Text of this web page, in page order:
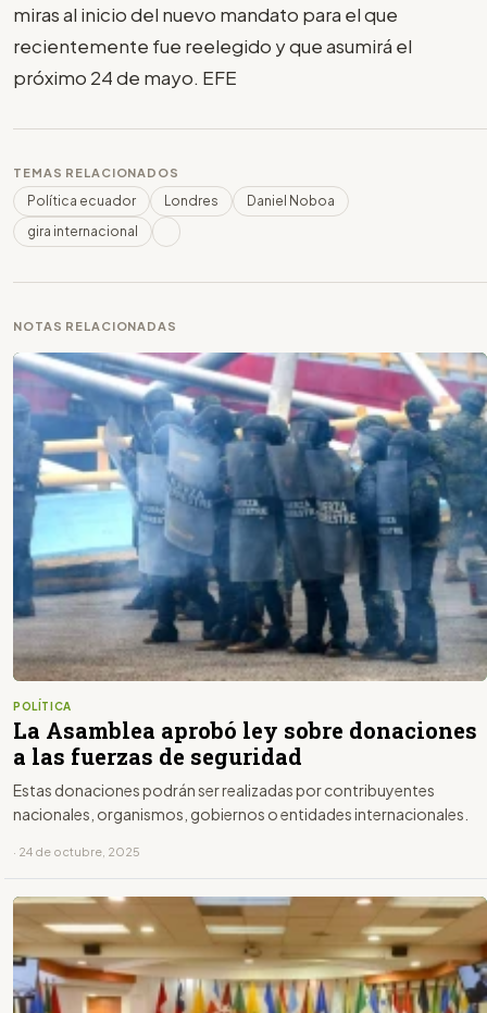
miras al inicio del nuevo mandato para el que
recientemente fue reelegido y que asumirá el
próximo 24 de mayo. EFE
TEMAS RELACIONADOS
Política ecuador Londres
Daniel Noboa
gira internacional
NOTAS RELACIONADAS
POLÍTICA
La Asamblea aprobó ley sobre donaciones
a las fuerzas de seguridad
Estas donaciones podrán ser realizadas por contribuyentes
nacionales, organismos, gobiernos o entidades internacionales.
· 24 de octubre, 2025